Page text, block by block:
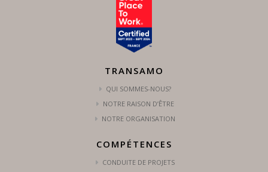
TRANSAMO
QUI SOMMES-NOUS?
NOTRE RAISON D’ÊTRE
NOTRE ORGANISATION
COMPÉTENCES
CONDUITE DE PROJETS